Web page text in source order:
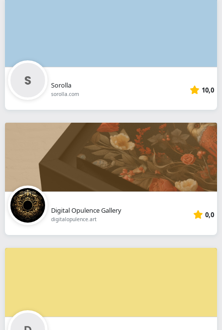
Sorolla
sorolla.com 10,0
Digital Opulence Gallery
digitalopulence.art 0,0